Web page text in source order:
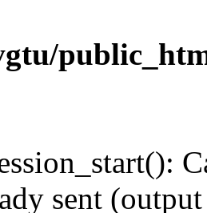
sent